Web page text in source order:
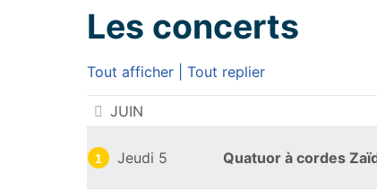
Les concerts
Tout afficher
Tout replier
Les concerts
JUIN
1 Jeudi 5 Quatuor à cordes